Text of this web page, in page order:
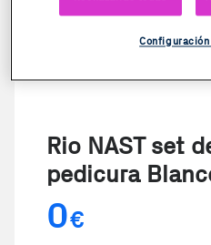
Rio NAST set
pedicura
0€